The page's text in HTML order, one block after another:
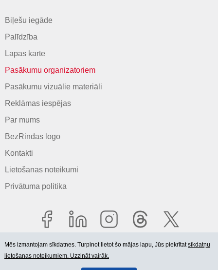
Biļešu iegāde
Palīdzība
Lapas karte
Pasākumu organizatoriem
Pasākumu vizuālie materiāli
Reklāmas iespējas
Par mums
BezRindas logo
Kontakti
Lietošanas noteikumi
Privātuma politika
© 2006-2026 SIA "BEZRINDAS.LV".
Mēs izmantojam sīkdatnes. Turpinot lietot šo mājas lapu, Jūs piekrītatsīkdatņu
lietošanas noteikumiem. Uzzināt vairāk.